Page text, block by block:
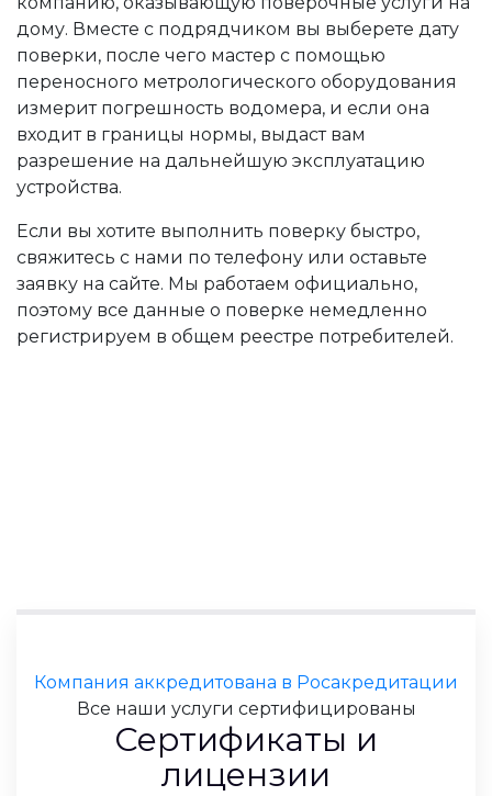
дому. Вместе с подрядчиком вы выберете дату
поверки, после чего мастер с помощью
переносного метрологического оборудования
измерит погрешность водомера, и если она
входит в границы нормы, выдаст вам
разрешение на дальнейшую эксплуатацию
устройства.
Если вы хотите выполнить поверку быстро,
свяжитесь с нами по телефону или оставьте
заявку на сайте. Мы работаем официально,
поэтому все данные о поверке немедленно
регистрируем в общем реестре потребителей.
Компания аккредитована в Росакредитации
Все наши услуги сертифицированы
Сертификаты и
лицензии